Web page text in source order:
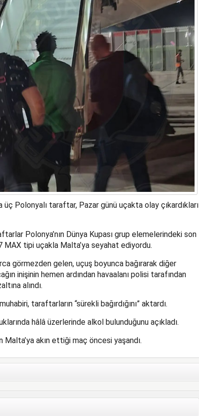
2033 yılına uzattı
üç Polonyalı taraftar, Pazar günü uçakta olay çıkardıkları
Polonya’nın Dünya Kupası grup elemelerindeki son
MAX tipi uçakla Malta’ya seyahat ediyordu.
görmezden gelen, uçuş boyunca bağırarak diğer
inişinin hemen ardından havaalanı polisi tarafından
alındı.
taraftarların “sürekli bağırdığını” aktardı.
hâlâ üzerlerinde alkol bulunduğunu açıkladı.
akın ettiği maç öncesi yaşandı.